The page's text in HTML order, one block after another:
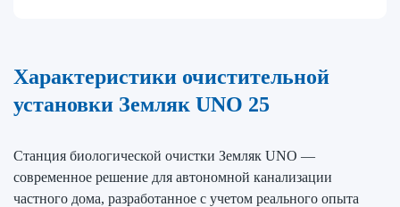
Характеристики очистительной
установки Земляк UNO 25
Станция биологической очистки Земляк UNO —
современное решение для автономной канализации
частного дома, разработанное с учетом реального опыта